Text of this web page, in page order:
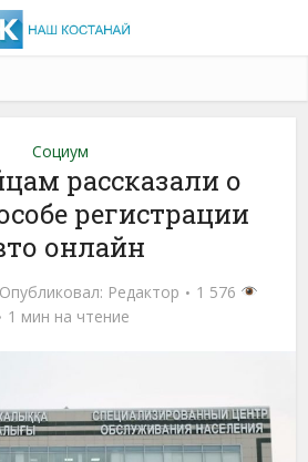
Социум
рассказали о
регистрации
онлайн
Опубликовал: Редактор
1 576
1 мин на чтение